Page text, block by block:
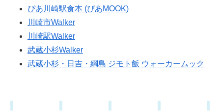
ぴあ川崎駅食本 (ぴあMOOK)
川崎市Walker
川崎駅Walker
武蔵小杉Walker
武蔵小杉・日吉・綱島 ジモト飯 ウォーカームック